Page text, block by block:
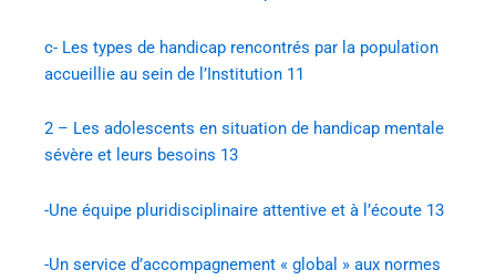
c- Les types de handicap rencontrés par la population
accueillie au sein de l’Institution 11
2 – Les adolescents en situation de handicap mentale
sévère et leurs besoins 13
-Une équipe pluridisciplinaire attentive et à l’écoute 13
-Un service d’accompagnement « global » aux normes